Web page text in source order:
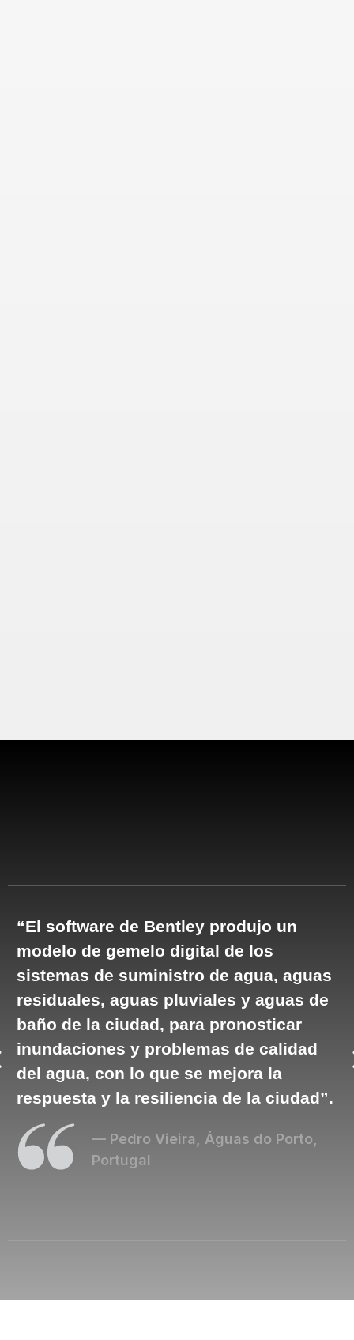
“El software de Bentley produjo un
modelo de gemelo digital de los
sistemas de suministro de agua, aguas
residuales, aguas pluviales y aguas de
baño de la ciudad, para pronosticar
inundaciones y problemas de calidad
del agua, con lo que se mejora la
respuesta y la resiliencia de la ciudad”.
— Pedro Vieira, Águas do Porto,
Portugal